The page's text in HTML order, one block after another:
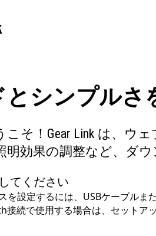
とシンプルさ
こそ！Gear Link は、
明効果の調整など、ダ
てください
を設定するには、USBケーブル
接続で使用する場合は、セット